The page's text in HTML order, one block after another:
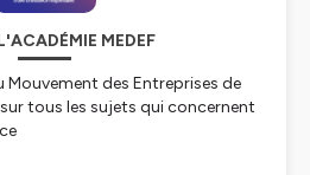
MEDEF
Mouvement des Entreprises de
tous les sujets qui concernent